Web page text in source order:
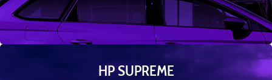
HP SUPREME